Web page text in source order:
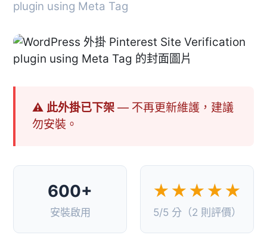
plugin using Meta Tag
⚠ 此外掛已下架— 不再更新維護，建議
勿安裝。
600+
安裝啟用
★★★★★
5/5 分（2 則評價）